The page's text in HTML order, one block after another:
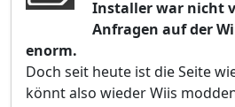
Installer war nicht
Anfragen auf der
enorm.
Doch seit heute ist die Seite
könnt also wieder Wiis